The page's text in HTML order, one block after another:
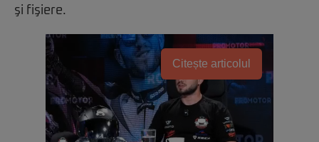
şi fişiere.
Citește articolul